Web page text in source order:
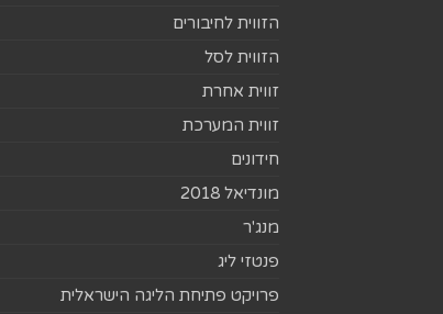
הזווית לחיבורים
הזווית לסל
זווית אחרת
זווית המערכת
חידונים
מונדיאל 2018
מנג'ר
פנטזי ליג
פרויקט פתיחת הליגה הישראלית